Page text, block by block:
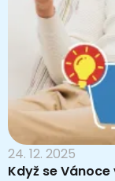
24. 12. 2025
Když se